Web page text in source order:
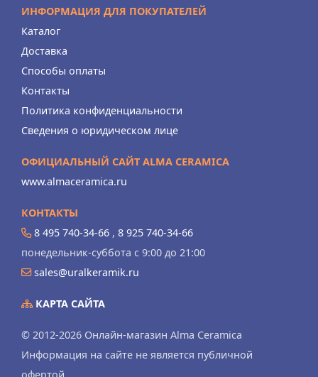
ИНФОРМАЦИЯ ДЛЯ ПОКУПАТЕЛЕЙ
Каталог
Доставка
Способы оплаты
Контакты
Политика конфиденциальности
Сведения о юридическом лице
ОФИЦИАЛЬНЫЙ САЙТ ALMA CERAMICA
www.almaceramica.ru
КОНТАКТЫ
8 495 740-34-66 , 8 925 740-34-66
понедельник-суббота с 9:00 до 21:00
sales@uralkeramik.ru
КАРТА САЙТА
© 2012-2026 Онлайн-магазин Alma Ceramica
Информация на сайте не является публичной